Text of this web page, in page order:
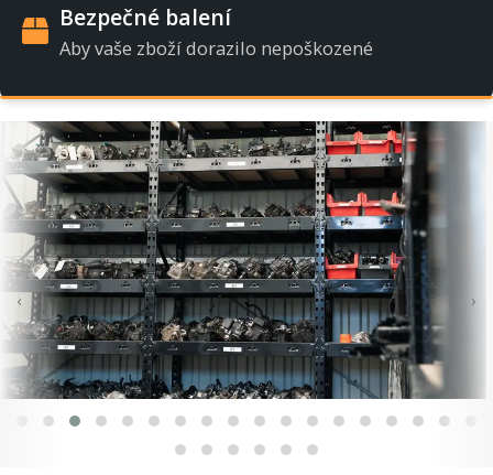
Bezpečné balení
Aby vaše zboží dorazilo nepoškozené
‹ ›